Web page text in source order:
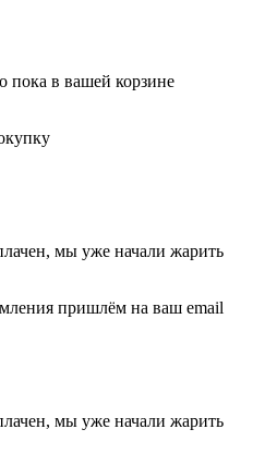
пока в вашей корзине
мы уже начали жарить
пришлём на ваш email
мы уже начали жарить